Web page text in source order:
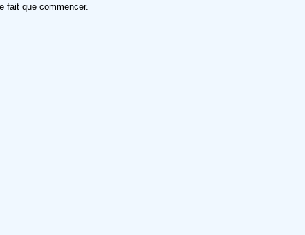
fait que commencer.